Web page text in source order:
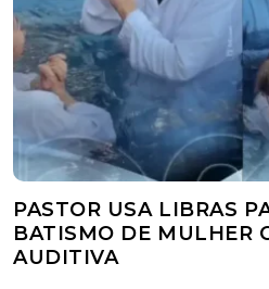
PASTOR USA LIBRAS
BATISMO DE MULHER
AUDITIVA